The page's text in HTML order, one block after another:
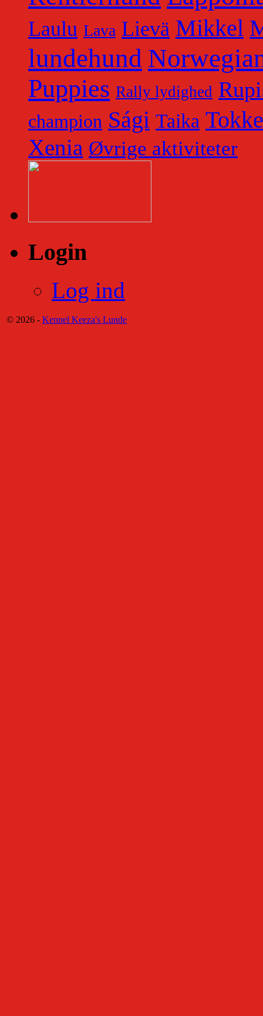
Laulu Lava Lievä Mikkel
lundehund
Puppies Rally lydighed
champion Sági Taika Tokke
Xenia Øvrige aktiviteter
Login
Log ind
© 2026 - Kennel Keeza's Lunde